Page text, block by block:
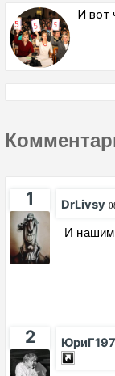
И вот
1 DrLivsy
И нашим
2